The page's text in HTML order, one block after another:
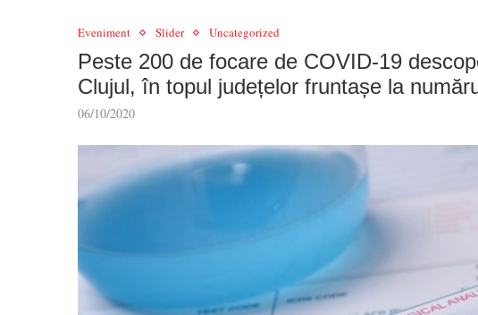
Eveniment Slider Uncategorized
Peste 200 de focare de COVID-19
Clujul, în topul județelor fruntașe la
06/10/2020